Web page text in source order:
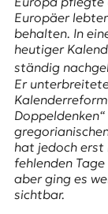
O
D
E
R
W
s
s
Europäer
behalten. In
heutiger
ständig
Er
hat jedoch erst
fehlenden
aber ging es
sichtbar.